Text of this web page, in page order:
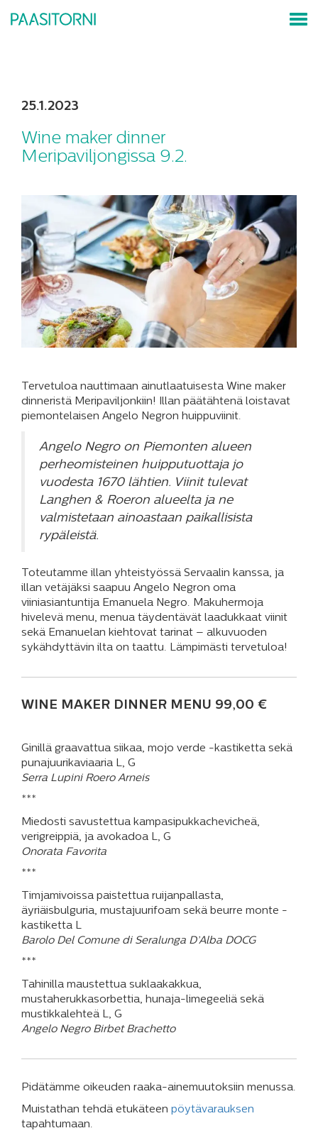
25.1.2023
Wine maker dinner
Meripaviljongissa 9.2.
Tervetuloa nauttimaan ainutlaatuisesta Wine maker
dinneristä Meripaviljonkiin! Illan päätähtenä loistavat
piemontelaisen Angelo Negron huippuviinit.
Angelo Negro on Piemonten alueen
perheomisteinen huipputuottaja jo
vuodesta 1670 lähtien. Viinit tulevat
Langhen & Roeron alueelta ja ne
valmistetaan ainoastaan paikallisista
rypäleistä.
Toteutamme illan yhteistyössä Servaalin kanssa, ja
illan vetäjäksi saapuu Angelo Negron oma
viiniasiantuntija Emanuela Negro. Makuhermoja
hivelevä menu, menua täydentävät laadukkaat viinit
sekä Emanuelan kiehtovat tarinat – alkuvuoden
sykähdyttävin ilta on taattu. Lämpimästi tervetuloa!
WINE MAKER DINNER MENU 99,00 €
Ginillä graavattua siikaa, mojo verde -kastiketta sekä
punajuurikaviaaria L, G
Serra Lupini Roero Arneis
***
Miedosti savustettua kampasipukkachevicheä,
verigreippiä, ja avokadoa L, G
Onorata Favorita
***
Timjamivoissa paistettua ruijanpallasta,
äyriäisbulguria, mustajuurifoam sekä beurre monte -
kastiketta L
Barolo Del Comune di Seralunga D’Alba DOCG
***
Tahinilla maustettua suklaakakkua,
mustaherukkasorbettia, hunaja-limegeeliä sekä
mustikkalehteä L, G
Angelo Negro Birbet Brachetto
Pidätämme oikeuden raaka-ainemuutoksiin menussa.
Muistathan tehdä etukäteen pöytävarauksen
tapahtumaan.